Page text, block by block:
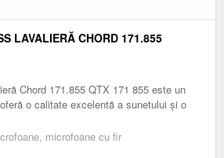
LAVALIERĂ CHORD 171.855
Chord 171.855 QTX 171 855 este un
o calitate excelentă a sunetului și o
microfoane cu fir